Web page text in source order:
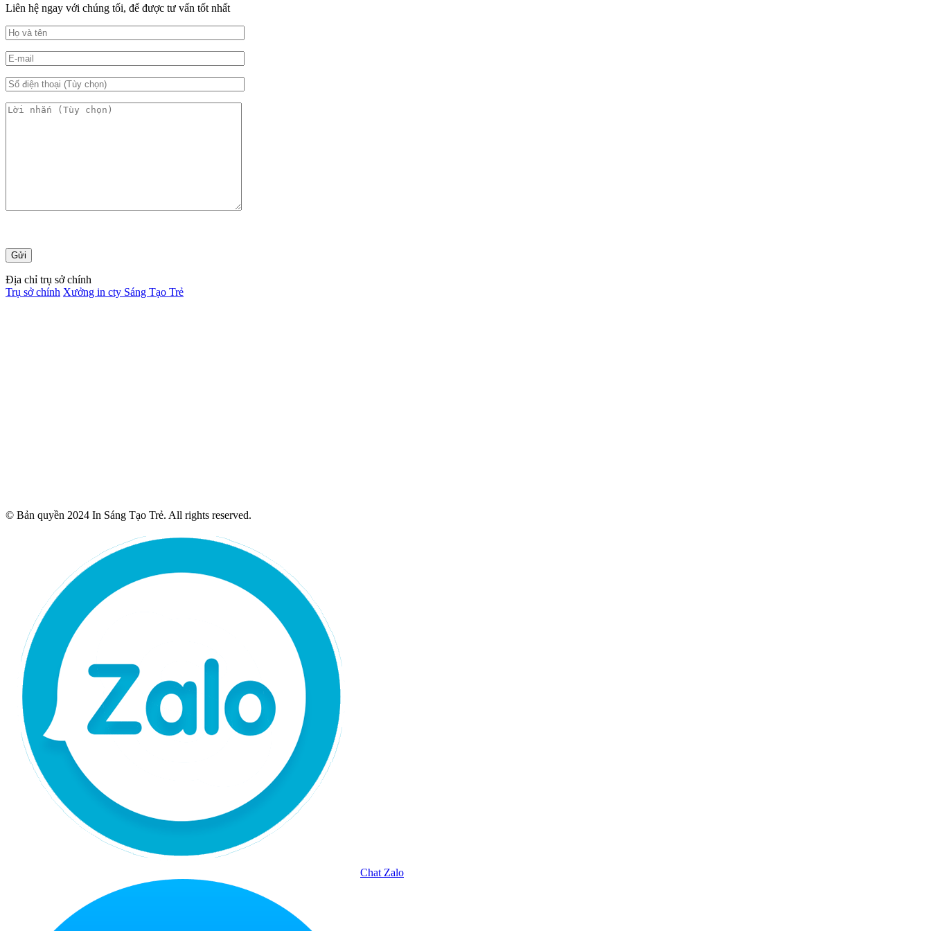
Liên hệ ngay với chúng tối, để được tư vấn tốt nhất
Địa chỉ trụ sở chính
Trụ sở chính Xưởng in cty Sáng Tạo Trẻ
© Bản quyền 2024 In Sáng Tạo Trẻ. All rights reserved.
Chat Zalo